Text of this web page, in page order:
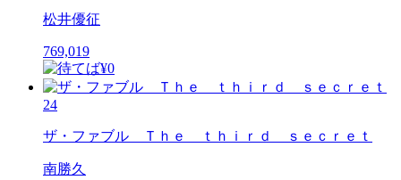
松井優征
769,019
24
ザ・ファブル Ｔｈｅ ｔｈｉｒｄ ｓｅｃｒｅｔ
南勝久